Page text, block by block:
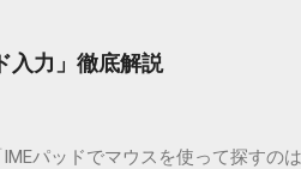
入力」徹底解説
パッドでマウスを使って探すの